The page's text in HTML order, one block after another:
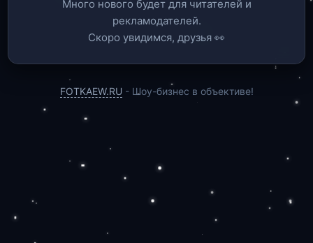
Много нового будет для читателей и
рекламодателей.
Скоро увидимся, друзья 👀
FOTKAEW.RU - Шоу-бизнес в объективе!